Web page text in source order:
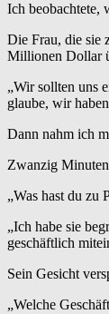
Ich beobachtete,
Die Frau, die sie
Millionen Dollar
„Wir sollten uns
glaube, wir
Dann nahm ich
Zwanzig
„Was hast du zu
„Ich habe sie
geschäftlich
Sein Gesicht
„Welche